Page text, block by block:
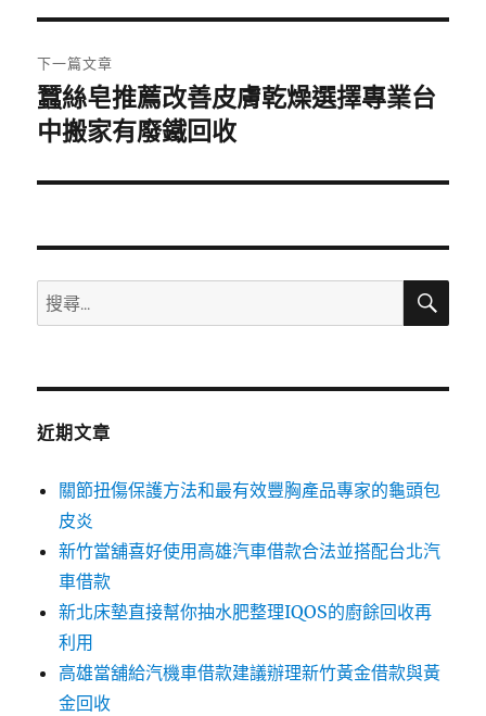
覽
文
章:
下一篇文章
下
一
文
蠶絲皂推薦改善皮膚乾燥選擇專業台
中搬家有廢鐵回收
搜
尋
鍵
搜
近期文章
關節扭傷保護方法和最有效豐胸產品專家的龜頭包
皮炎
新竹當舖喜好使用高雄汽車借款合法並搭配台北汽
車借款
新北床墊直接幫你抽水肥整理IQOS的廚餘回收再
利用
高雄當舖給汽機車借款建議辦理新竹黃金借款與黃
金回收